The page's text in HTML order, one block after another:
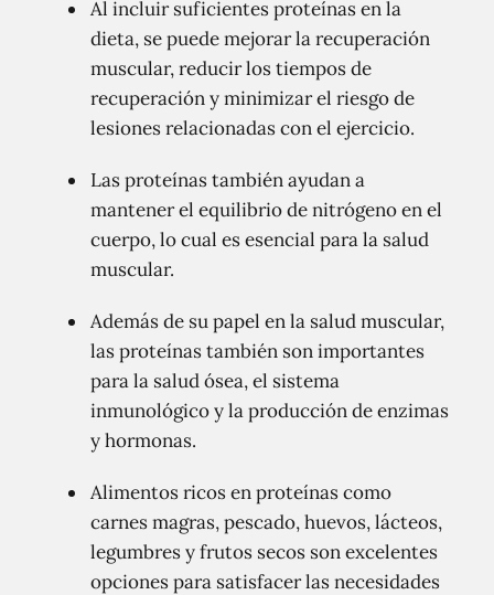
Al incluir suficientes proteínas en la
dieta, se puede mejorar la recuperación
muscular, reducir los tiempos de
recuperación y minimizar el riesgo de
lesiones relacionadas con el ejercicio.
Las proteínas también ayudan a
mantener el equilibrio de nitrógeno en el
cuerpo, lo cual es esencial para la salud
muscular.
Además de su papel en la salud muscular,
las proteínas también son importantes
para la salud ósea, el sistema
inmunológico y la producción de enzimas
y hormonas.
Alimentos ricos en proteínas como
carnes magras, pescado, huevos, lácteos,
legumbres y frutos secos son excelentes
opciones para satisfacer las necesidades